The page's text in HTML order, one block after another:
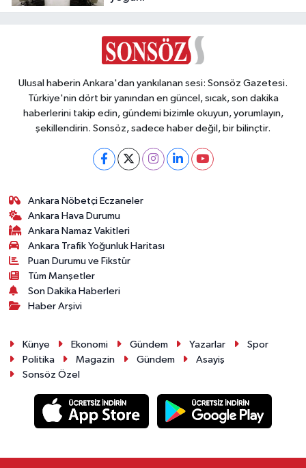
Ulusal haberin Ankara'dan yankılanan sesi: Sonsöz Gazetesi.
Türkiye'nin dört bir yanından en güncel, sıcak, son dakika
haberlerini takip edin, gündemi bizimle okuyun, yorumlayın,
şekillendirin. Sonsöz, sadece haber değil, bir bilinçtir.
Ankara Nöbetçi Eczaneler
Ankara Hava Durumu
Ankara Namaz Vakitleri
Ankara Trafik Yoğunluk Haritası
Puan Durumu ve Fikstür
Tüm Manşetler
Son Dakika Haberleri
Haber Arşivi
Künye Ekonomi Gündem Yazarlar
Spor
Politika
Magazin Gündem
Asayiş
Sonsöz Özel